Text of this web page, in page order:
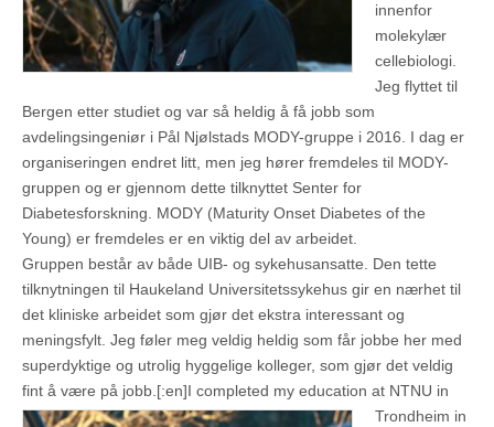
innenfor
molekylær
cellebiologi.
Jeg flyttet til
Bergen etter studiet og var så heldig å få jobb som
avdelingsingeniør i Pål Njølstads MODY-gruppe i 2016. I dag er
organiseringen endret litt, men jeg hører fremdeles til MODY-
gruppen og er gjennom dette tilknyttet Senter for
Diabetesforskning. MODY (Maturity Onset Diabetes of the
Young) er fremdeles er en viktig del av arbeidet.
Gruppen består av både UIB- og sykehusansatte. Den tette
tilknytningen til Haukeland Universitetssykehus gir en nærhet til
det kliniske arbeidet som gjør det ekstra interessant og
meningsfylt. Jeg føler meg veldig heldig som får jobbe her med
superdyktige og utrolig hyggelige kolleger, som gjør det veldig
fint å være på jobb.[:en]I completed my education at NTNU in
Trondheim in